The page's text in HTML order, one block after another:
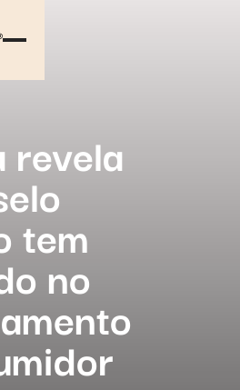
revela
tem
no